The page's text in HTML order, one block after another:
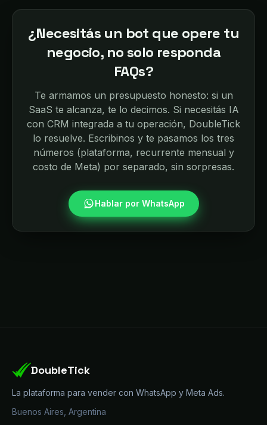
¿Necesitás un bot que opere tu
negocio, no solo responda
FAQs?
Te armamos un presupuesto honesto: si un
SaaS te alcanza, te lo decimos. Si necesitás IA
con CRM integrada a tu operación, DoubleTick
lo resuelve. Escribinos y te pasamos los tres
números (plataforma, recurrente mensual y
costo de Meta) por separado, sin sorpresas.
Hablar por WhatsApp
DoubleTick
La plataforma para vender con WhatsApp y Meta Ads.
Buenos Aires, Argentina